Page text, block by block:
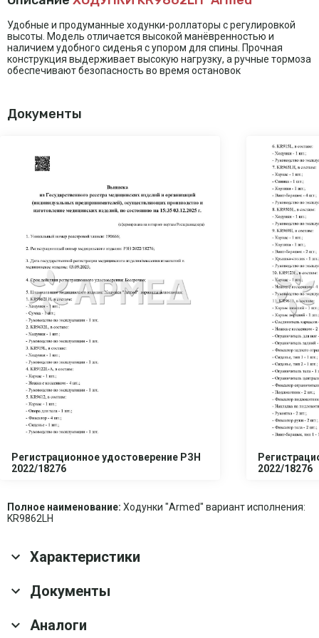
Удобные и продуманные ходунки-роллаторы с регулировкой
высоты. Модель отличается высокой манёвренностью и
наличием удобного сиденья с упором для спины. Прочная
конструкция выдерживает высокую нагрузку, а ручные тормоза
обеспечивают безопасность во время остановок
Документы
Регистрационное удостоверение РЗН
2022/18276
2022/18276
Полное наименование: Ходунки "Armed" вариант исполнения:
KR9862LH
Характеристики
Основные характеристики
Оснащение
Документы
Скачать все документы
Аналоги